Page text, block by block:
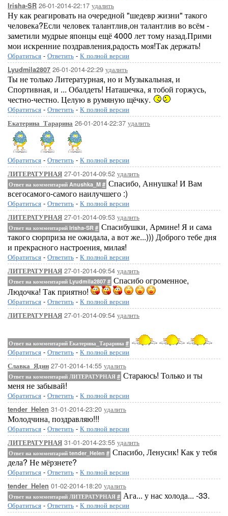
Irisha-SR 26-01-2014-22:17 удалить
Ну как реагировать на очередной "шедевр жизни" такого
человека?Если человек талантлив,он талантлив во всём -
заметили мудрые японцы ещё 4000 лет тому назад.Прими
мои искренние поздравления,радость моя!Так держать!
Обратиться - Ответить - К полной версии
Lyudmila2807 26-01-2014-22:29 удалить
Ты не только Литературная, но и Музыкальная, и
Спортивная, и ... Обалдеть! Наташечка, я тобой горжусь,
честно-честно. Целую в румяную щёчку.
Обратиться - Ответить - К полной версии
Екатерина_Тарарина 26-01-2014-22:37 удалить
Обратиться - Ответить - К полной версии
ЛИТЕРАТУРНАЯ 27-01-2014-09:52 удалить
Ответ на комментарий Anushka_M # Спасибо, Аннушка! И Вам
всегосамого-самого наилучшего :)
Обратиться - Ответить - К полной версии
ЛИТЕРАТУРНАЯ 27-01-2014-09:53 удалить
Ответ на комментарий Irisha-SR # Спасибушки, Армине! Я и сама
такого сюрприза не ожидала, а вот же...))) Доброго тебе дня
и прекрасного настроения, милая!
Обратиться - Ответить - К полной версии
ЛИТЕРАТУРНАЯ 27-01-2014-09:54 удалить
Ответ на комментарий Lyudmila2807 # Спасибо огроменное,
Людочка! Так приятно!
Обратиться - Ответить - К полной версии
ЛИТЕРАТУРНАЯ 27-01-2014-09:54 удалить
Ответ на комментарий Екатерина_Тарарина #
Обратиться - Ответить - К полной версии
Славка_Ядин 27-01-2014-14:55 удалить
Ответ на комментарий ЛИТЕРАТУРНАЯ # Стараюсь! Только и ты
меня не забывай!
Обратиться - Ответить - К полной версии
tender_Helen 31-01-2014-23:20 удалить
Молодчина, поздравляю!!!
Обратиться - Ответить - К полной версии
ЛИТЕРАТУРНАЯ 31-01-2014-23:55 удалить
Ответ на комментарий tender_Helen # Спасибо, Ленусик! Как у тебя
дела? Не мёрзнете?
Обратиться - Ответить - К полной версии
tender_Helen 01-02-2014-18:20 удалить
Ответ на комментарий ЛИТЕРАТУРНАЯ # Ага... у нас холода... -33.
Обратиться - Ответить - К полной версии